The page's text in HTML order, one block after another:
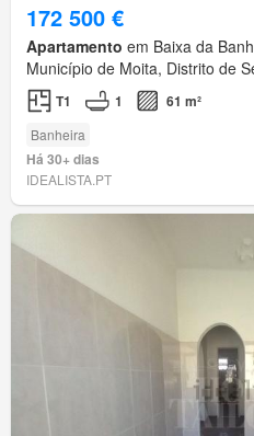
172 500 €
Apartamento em Baixa da
Município de Moita, Distrito de
T1 1 61 m²
Banheira
Há 30+ dias
IDEALISTA.PT